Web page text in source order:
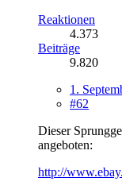
Reaktionen
4.373
Beiträge
9.820
1.
#62
Dieser
angeboten:
http://